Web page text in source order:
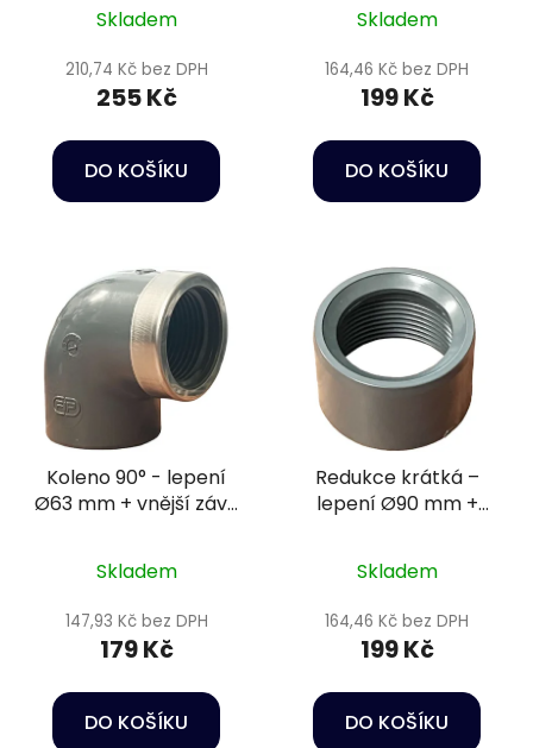
Skladem
210,74 Kč bez DPH
255 Kč
DO KOŠÍKU
Skladem
164,46 Kč bez DPH
199 Kč
DO KOŠÍKU
Koleno 90° - lepení
Ø63 mm + vnější závit
Skladem
147,93 Kč bez DPH
179 Kč
DO KOŠÍKU
Redukce krátká –
lepení Ø90 mm +
Skladem
164,46 Kč bez DPH
199 Kč
DO KOŠÍKU